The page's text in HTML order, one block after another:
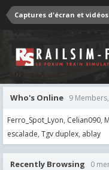
Captures d'écran et vidéos
Who's Online 9
Ferro_Spot_Lyon Celian090
escalade Tgv duplex ablay
Recently Browsing 0